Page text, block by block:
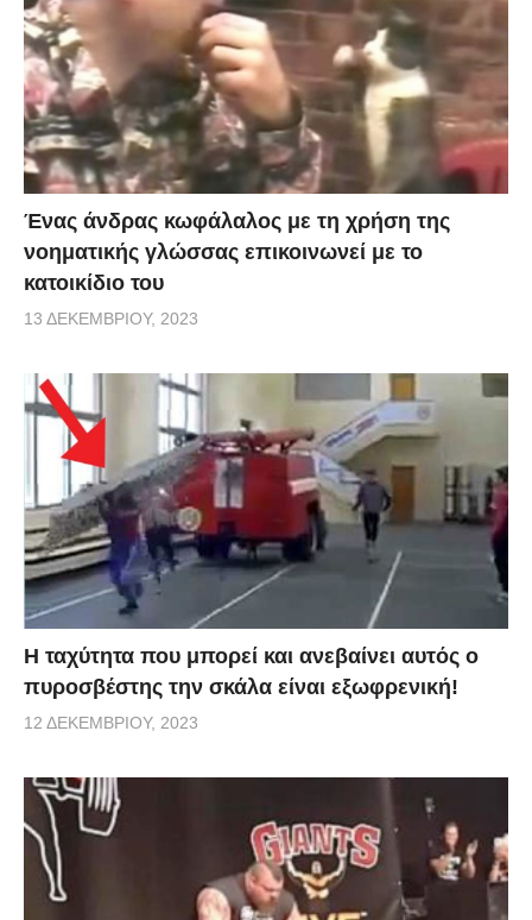
Ένας άνδρας κωφάλαλος με τη χρήση της
νοηματικής γλώσσας επικοινωνεί με το
κατοικίδιο του
13 ΔΕΚΕΜΒΡΊΟΥ, 2023
Η ταχύτητα που μπορεί και ανεβαίνει αυτός ο
πυροσβέστης την σκάλα είναι εξωφρενική!
12 ΔΕΚΕΜΒΡΊΟΥ, 2023